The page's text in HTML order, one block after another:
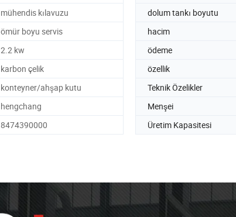
mühendis kılavuzu dolum tankı boyutu
ömür boyu servis hacim
2.2 kw ödeme
karbon çelik özellik
konteyner/ahşap kutu Teknik Özelikler
hengchang Menşei
8474390000 Üretim Kapasitesi